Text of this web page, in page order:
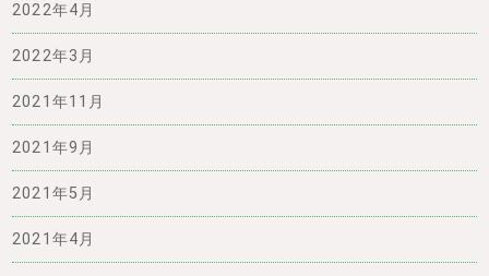
2022年4月
2022年3月
2021年11月
2021年9月
2021年5月
2021年4月